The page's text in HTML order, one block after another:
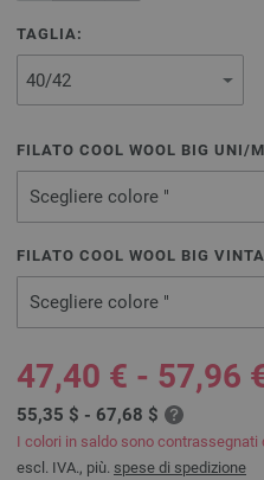
TAGLIA:
FILATO COOL WOOL BIG UNI/
Scegliere colore "
FILATO COOL WOOL BIG
Scegliere colore "
47,40 € - 57,96
55,35 $ - 67,68 $
I colori in saldo sono contrassegnati
escl. IVA., più. spese di spedizione